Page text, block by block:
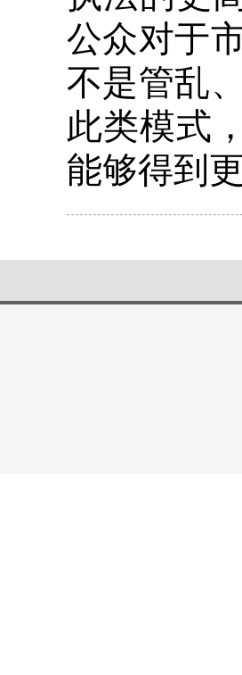
公众对于
不是管乱
此类模式
能够得到